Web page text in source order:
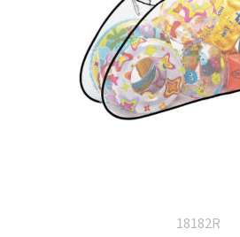
18182R